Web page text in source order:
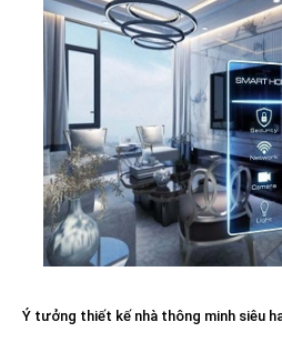
Ý tưởng thiết kế nhà thông minh siêu